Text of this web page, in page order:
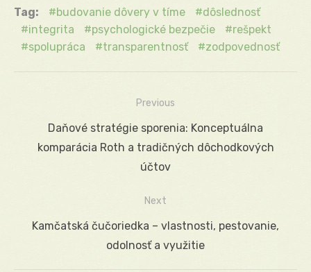
Tag: budovanie dôvery v tíme
dôslednosť
integrita
psychologické bezpečie
rešpekt
spolupráca
transparentnosť zodpovednosť
Navigácia
Previous
Previous
post:
Daňové stratégie sporenia: Konceptuálna
komparácia Roth a tradičných dôchodkových
účtov
Next
Next
Kamčatská čučoriedka – vlastnosti, pestovanie,
odolnosť a využitie